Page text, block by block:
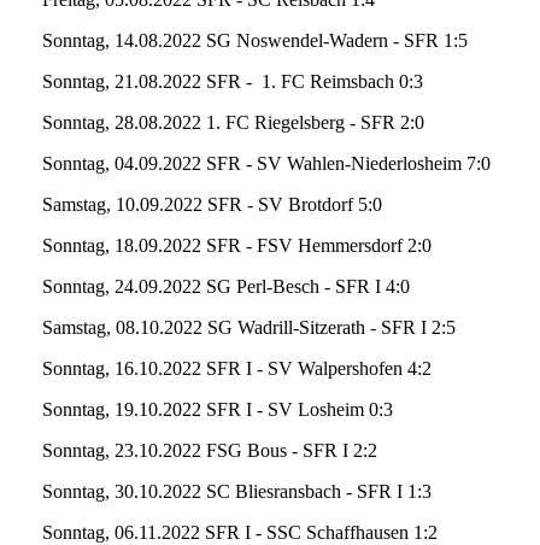
Sonntag, 14.08.2022 SG Noswendel-Wadern - SFR 1:5
Sonntag, 21.08.2022 SFR - 1. FC Reimsbach 0:3
Sonntag, 28.08.2022 1. FC Riegelsberg - SFR 2:0
Sonntag, 04.09.2022 SFR - SV Wahlen-Niederlosheim 7:0
Samstag, 10.09.2022 SFR - SV Brotdorf 5:0
Sonntag, 18.09.2022 SFR - FSV Hemmersdorf 2:0
Sonntag, 24.09.2022 SG Perl-Besch - SFR I 4:0
Samstag, 08.10.2022 SG Wadrill-Sitzerath - SFR I 2:5
Sonntag, 16.10.2022 SFR I - SV Walpershofen 4:2
Sonntag, 19.10.2022 SFR I - SV Losheim 0:3
Sonntag, 23.10.2022 FSG Bous - SFR I 2:2
Sonntag, 30.10.2022 SC Bliesransbach - SFR I 1:3
Sonntag, 06.11.2022 SFR I - SSC Schaffhausen 1:2